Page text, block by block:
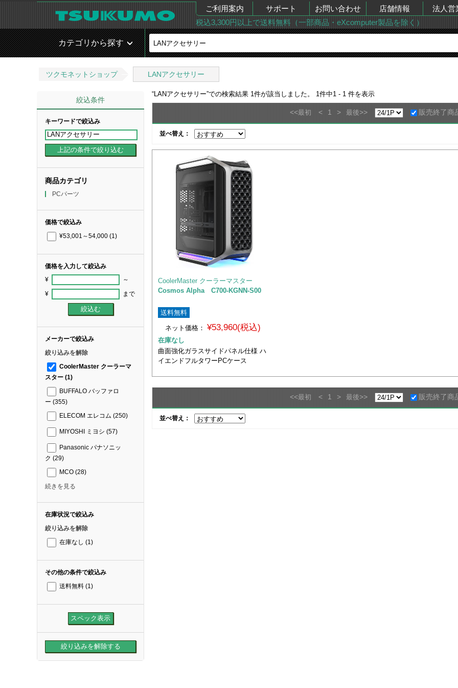
ご利用案内 サポート お問い合わせ 店舗情報 法人営
税込3,300円以上で送料無料（一部商品・eXcomputer製品を除く）
カテゴリから探す
ツクモネットショップ LANアクセサリー
絞込条件
キーワードで絞込み
商品カテゴリ
PCパーツ
価格で絞込み
¥53,001～54,000 (1)
価格を入力して絞込み
¥ ～
¥ まで
メーカーで絞込み
絞り込みを解除
CoolerMaster クーラーマ
スター (1)
BUFFALO バッファロ
ー (355)
ELECOM エレコム (250)
MIYOSHI ミヨシ (57)
Panasonic パナソニッ
ク (29)
MCO (28)
続きを見る
在庫状況で絞込み
絞り込みを解除
在庫なし (1)
その他の条件で絞込み
送料無料 (1)
“ LANアクセサリー”での検索結果 1 件が該当しました。 1 件中1 - 1 件を表示
<<最初 < 1 > 最後>> 販売終了商
並べ替え：
CoolerMaster クーラーマスター
Cosmos Alpha C700-KGNN-S00
送料無料
ネット価格：
¥53,960(税込)
在庫なし
曲面強化ガラスサイドパネル仕様 ハ
イエンドフルタワーPCケース
<<最初 < 1 > 最後>> 販売終了商
並べ替え：